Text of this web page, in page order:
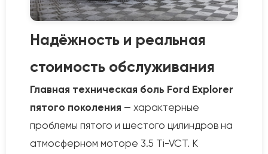
Надёжность и реальная
стоимость обслуживания
Главная техническая боль Ford Explorer
пятого поколения — характерные
проблемы пятого и шестого цилиндров на
атмосферном моторе 3.5 Ti-VCT. К